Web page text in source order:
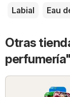
Labial
Eau
Otras
perfumería"